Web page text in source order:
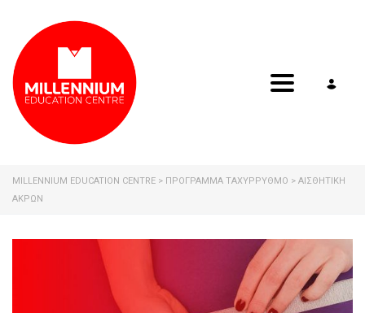
Toggle
MILLENNIUM EDUCATION CENTRE > ΠΡΟΓΡΑΜΜΑ ΤΑΧΥΡΡΥΘΜΟ > ΑΙΣΘΗΤΙΚΉ
ΆΚΡΩΝ